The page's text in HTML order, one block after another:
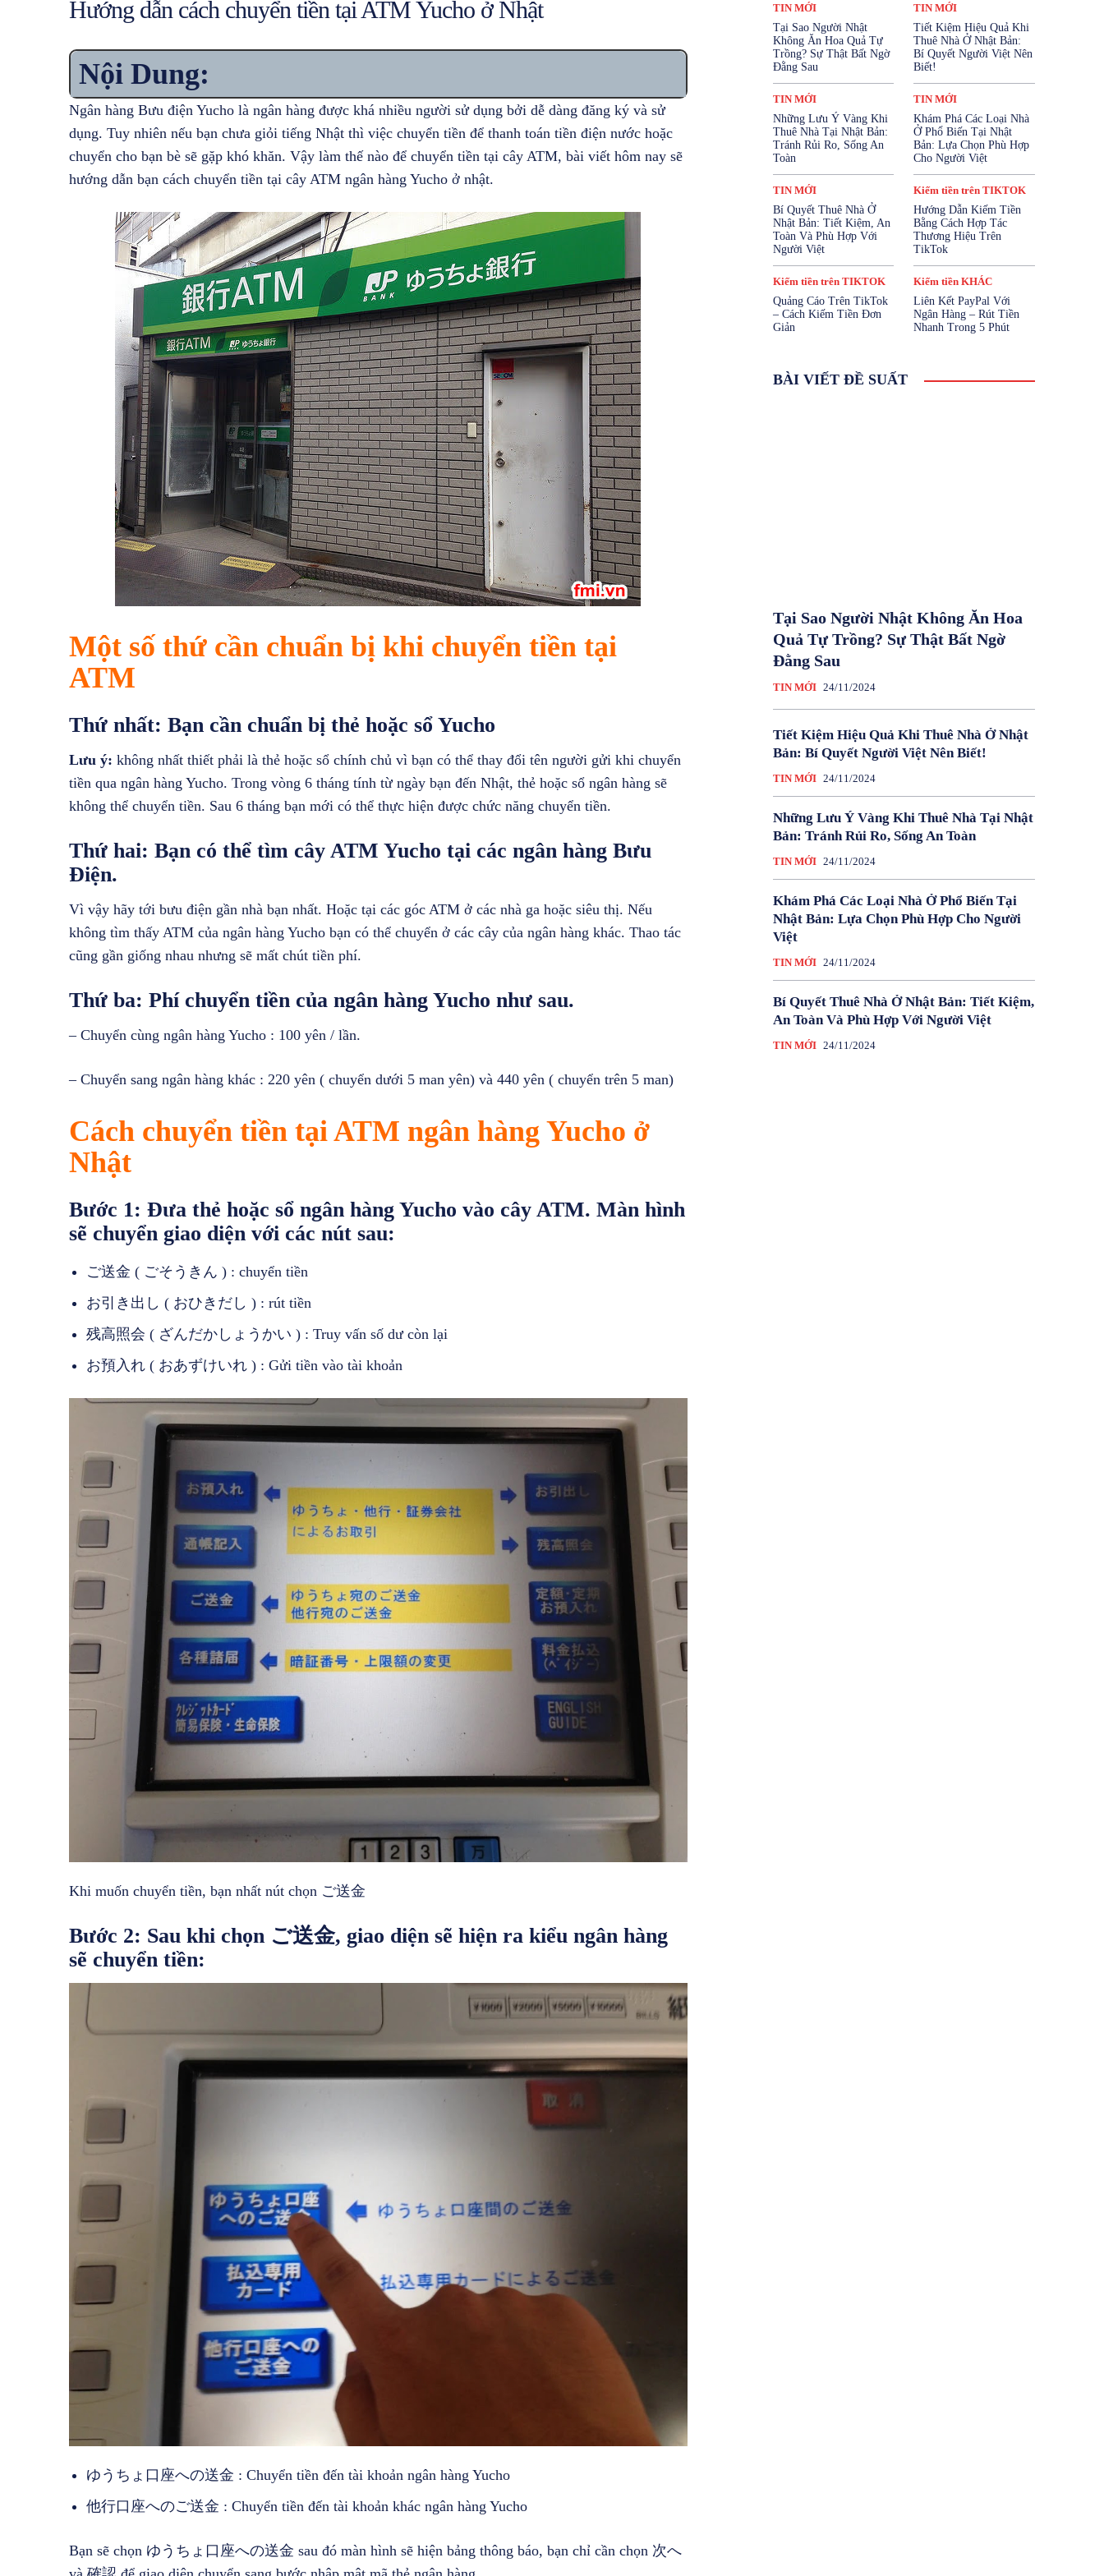
Hướng dẫn cách chuyển tiền tại ATM Yucho ở Nhật
Nội Dung:
Ngân hàng Bưu điện Yucho là ngân hàng được khá nhiều người sử dụng bởi dễ dàng đăng ký và sử
dụng. Tuy nhiên nếu bạn chưa giỏi tiếng Nhật thì việc chuyển tiền để thanh toán tiền điện nước hoặc
chuyển cho bạn bè sẽ gặp khó khăn. Vậy làm thế nào để chuyển tiền tại cây ATM, bài viết hôm nay sẽ
hướng dẫn bạn cách chuyển tiền tại cây ATM ngân hàng Yucho ở nhật.
Một số thứ cần chuẩn bị khi chuyển tiền tại
ATM
Thứ nhất: Bạn cần chuẩn bị thẻ hoặc sổ Yucho
Lưu ý: không nhất thiết phải là thẻ hoặc sổ chính chủ vì bạn có thể thay đổi tên người gửi khi chuyển
tiền qua ngân hàng Yucho. Trong vòng 6 tháng tính từ ngày bạn đến Nhật, thẻ hoặc sổ ngân hàng sẽ
không thể chuyển tiền. Sau 6 tháng bạn mới có thể thực hiện được chức năng chuyển tiền.
Thứ hai: Bạn có thể tìm cây ATM Yucho tại các ngân hàng Bưu
Điện.
Vì vậy hãy tới bưu điện gần nhà bạn nhất. Hoặc tại các góc ATM ở các nhà ga hoặc siêu thị. Nếu
không tìm thấy ATM của ngân hàng Yucho bạn có thể chuyển ở các cây của ngân hàng khác. Thao tác
cũng gần giống nhau nhưng sẽ mất chút tiền phí.
Thứ ba: Phí chuyển tiền của ngân hàng Yucho như sau.
– Chuyển cùng ngân hàng Yucho : 100 yên / lần.
– Chuyển sang ngân hàng khác : 220 yên ( chuyển dưới 5 man yên) và 440 yên ( chuyển trên 5 man)
Cách chuyển tiền tại ATM ngân hàng Yucho ở
Nhật
Bước 1: Đưa thẻ hoặc sổ ngân hàng Yucho vào cây ATM. Màn hình
sẽ chuyển giao diện với các nút sau:
ご送金 ( ごそうきん ) : chuyển tiền
お引き出し ( おひきだし ) : rút tiền
残高照会 ( ざんだかしょうかい ) : Truy vấn số dư còn lại
お預入れ ( おあずけいれ ) : Gửi tiền vào tài khoản
Khi muốn chuyển tiền, bạn nhất nút chọn ご送金
Bước 2: Sau khi chọn ご送金, giao diện sẽ hiện ra kiểu ngân hàng
sẽ chuyển tiền:
ゆうちょ口座への送金 : Chuyển tiền đến tài khoản ngân hàng Yucho
他行口座へのご送金 : Chuyển tiền đến tài khoản khác ngân hàng Yucho
Bạn sẽ chọn ゆうちょ口座への送金 sau đó màn hình sẽ hiện bảng thông báo, bạn chỉ cần chọn 次へ
Kiếm tiền trên FACEBOOK
Kiếm tiền trên TIKTOK
Kiếm tiền trên YOUTUBE
Mở Tài Khoản Ngân Hàng
Mua Bảo Hiểm Online
Sản Phẩm Cho Trẻ Em
Tài Chính & Bảo Hiểm
TĂNG CƯỜNG SINH LÝ
Thiết Bị Điện Tử
Thời Trang
Thực Phẩm & Đồ Uống
Vay Tiền Online
Vay Tín Chấp
Nhiều hơn
TIN MỚI
Tại Sao Người Nhật
Không Ăn Hoa Quả Tự
Trồng? Sự Thật Bất Ngờ
Đằng Sau
TIN MỚI
Tiết Kiệm Hiệu Quả Khi
Thuê Nhà Ở Nhật Bản:
Bí Quyết Người Việt Nên
Biết!
TIN MỚI
Những Lưu Ý Vàng Khi
Thuê Nhà Tại Nhật Bản:
Tránh Rủi Ro, Sống An
Toàn
TIN MỚI
Khám Phá Các Loại Nhà
Ở Phổ Biến Tại Nhật
Bản: Lựa Chọn Phù Hợp
Cho Người Việt
TIN MỚI
Bí Quyết Thuê Nhà Ở
Nhật Bản: Tiết Kiệm, An
Toàn Và Phù Hợp Với
Người Việt
Kiếm tiền trên TIKTOK
Hướng Dẫn Kiếm Tiền
Bằng Cách Hợp Tác
Thương Hiệu Trên
TikTok
Kiếm tiền trên TIKTOK
Quảng Cáo Trên TikTok
– Cách Kiếm Tiền Đơn
Giản
Kiếm tiền KHÁC
Liên Kết PayPal Với
Ngân Hàng – Rút Tiền
Nhanh Trong 5 Phút
BÀI VIẾT ĐỀ SUẤT
Tại Sao Người Nhật Không Ăn Hoa
Quả Tự Trồng? Sự Thật Bất Ngờ
Đằng Sau
TIN MỚI 24/11/2024
Tiết Kiệm Hiệu Quả Khi Thuê Nhà Ở Nhật
Bản: Bí Quyết Người Việt Nên Biết!
TIN MỚI 24/11/2024
Những Lưu Ý Vàng Khi Thuê Nhà Tại Nhật
Bản: Tránh Rủi Ro, Sống An Toàn
TIN MỚI 24/11/2024
Khám Phá Các Loại Nhà Ở Phổ Biến Tại
Nhật Bản: Lựa Chọn Phù Hợp Cho Người
Việt
TIN MỚI 24/11/2024
Bí Quyết Thuê Nhà Ở Nhật Bản: Tiết Kiệm,
An Toàn Và Phù Hợp Với Người Việt
TIN MỚI 24/11/2024